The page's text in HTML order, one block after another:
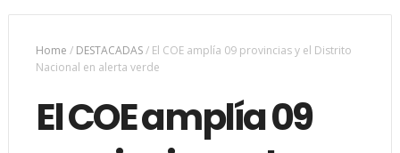
Home / DESTACADAS/ El COE amplía 09 provincias y el Distrito
Nacional en alerta verde
El COE amplía 09